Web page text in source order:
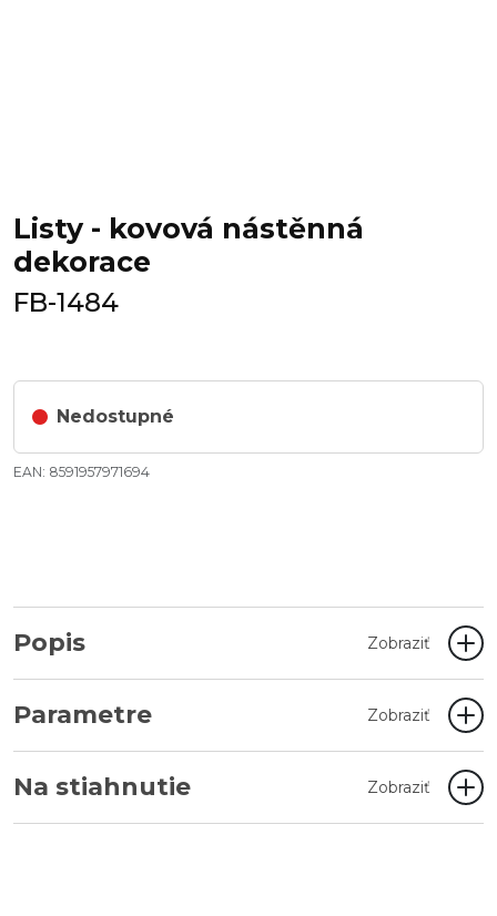
Listy - kovová nástěnná
dekorace
FB-1484
Nedostupné
EAN: 8591957971694
Popis Zobraziť
Parametre Zobraziť
Na stiahnutie Zobraziť